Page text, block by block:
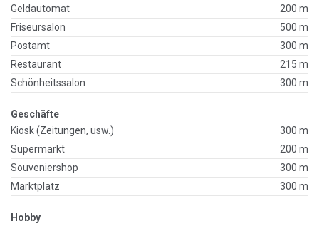
Geldautomat
200 m
Friseursalon
500 m
Postamt
300 m
Restaurant
215 m
Schönheitssalon
300 m
Geschäfte
Kiosk (Zeitungen, usw.)
300 m
Supermarkt
200 m
Souveniershop
300 m
Marktplatz
300 m
Hobby